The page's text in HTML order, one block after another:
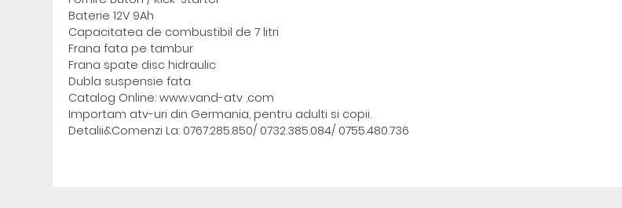
Baterie 12V 9Ah
Capacitatea de combustibil de 7 litri
Frana fata pe tambur
Frana spate disc hidraulic
Dubla suspensie fata
Catalog Online: www.vand-atv .com
Importam atv-uri din Germania, pentru adulti si copii.
Detalii&Comenzi La: 0767.285.850/ 0732.385.084/ 0755.480.736